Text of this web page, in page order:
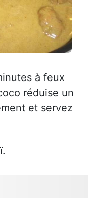
à feux
réduise un
et servez